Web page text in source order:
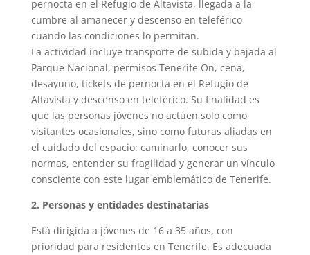
pernocta en el Refugio de Altavista, llegada a la
cumbre al amanecer y descenso en teleférico
cuando las condiciones lo permitan.
La actividad incluye transporte de subida y bajada al
Parque Nacional, permisos Tenerife On, cena,
desayuno, tickets de pernocta en el Refugio de
Altavista y descenso en teleférico. Su finalidad es
que las personas jóvenes no actúen solo como
visitantes ocasionales, sino como futuras aliadas en
el cuidado del espacio: caminarlo, conocer sus
normas, entender su fragilidad y generar un vínculo
consciente con este lugar emblemático de Tenerife.
2. Personas y entidades destinatarias
Está dirigida a jóvenes de 16 a 35 años, con
prioridad para residentes en Tenerife. Es adecuada